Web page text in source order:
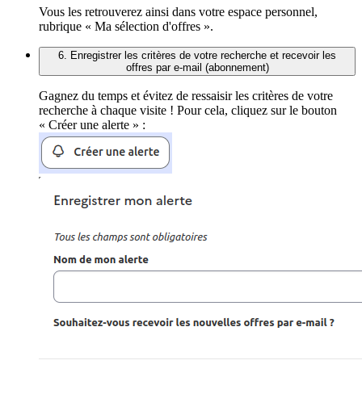
Vous les retrouverez ainsi dans votre espace personnel,
rubrique « Ma sélection d'offres ».
6. Enregistrer les critères de votre recherche et recevoir les
offres par e-mail (abonnement)
Gagnez du temps et évitez de ressaisir les critères de votre
recherche à chaque visite ! Pour cela, cliquez sur le bouton
« Créer une alerte » :